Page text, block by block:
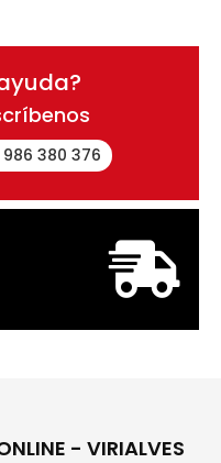
986 380 376
- VIRIALVES